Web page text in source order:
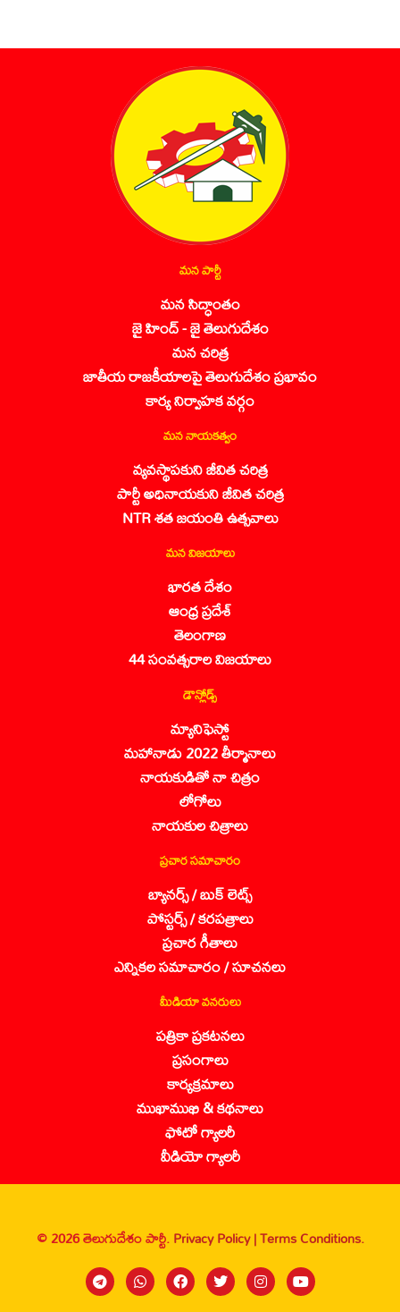
మన పార్టీ
మన సిద్ధాంతం
జై హింద్ - జై తెలుగుదేశం
మన చరిత్ర
జాతీయ రాజకీయాలపై తెలుగుదేశం ప్రభావం
కార్య నిర్వాహక వర్గం
మన నాయకత్వం
వ్యవస్థాపకుని జీవిత చరిత్ర
పార్టీ అధినాయకుని జీవిత చరిత్ర
NTR శత జయంతి ఉత్సవాలు
మన విజయాలు
భారత దేశం
ఆంధ్ర ప్రదేశ్
తెలంగాణ
44 సంవత్సరాల విజయాలు
డౌన్లోడ్స్
మ్యానిఫెస్టో
మహానాడు 2022 తీర్మానాలు
నాయకుడితో నా చిత్రం
లోగోలు
నాయకుల చిత్రాలు
ప్రచార సమాచారం
బ్యానర్స్ / బుక్ లెట్స్
పోస్టర్స్ / కరపత్రాలు
ప్రచార గీతాలు
ఎన్నికల సమాచారం / సూచనలు
మీడియా వనరులు
పత్రికా ప్రకటనలు
ప్రసంగాలు
కార్యక్రమాలు
ముఖాముఖి & కథనాలు
ఫోటో గ్యాలరీ
వీడియో గ్యాలరీ
© 2026 తెలుగుదేశం పార్టీ.Privacy Policy |Terms Conditions.